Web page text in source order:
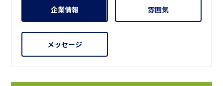
企業情報 雰囲気
メッセージ